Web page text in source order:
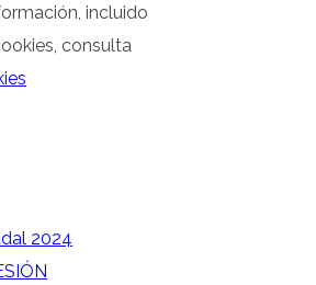
incluido
consulta
2024